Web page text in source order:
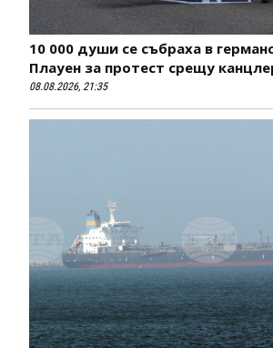
10 000 души се събраха в
Плауен за протест срещу
08.08.2026, 21:35